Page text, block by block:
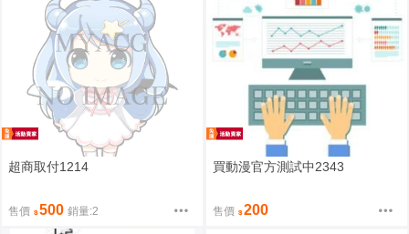
超商取付1214
售價 500 銷量:2
買動漫官方測試中2343
售價 200